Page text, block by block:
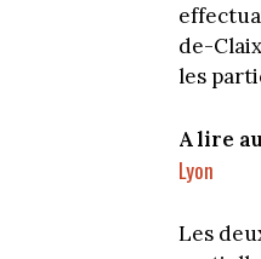
de-
les
A lire
Lyon
Les